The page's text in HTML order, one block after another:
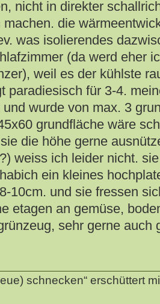
nicht in direkter
die
was isolierendes
(da werd eher
weil es der kühlste
paradiesisch für 3-4.
wurde von max. 3
grundfläche wäre
die höhe gerne
weiss ich leider nicht.
ein kleines
10cm. und sie fressen
etagen an gemüse,
sehr gerne auch
schnecken“ erschüttert